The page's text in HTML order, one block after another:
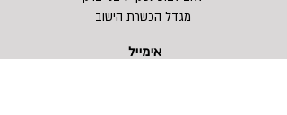
מגדל הכשרת הישוב
אימייל